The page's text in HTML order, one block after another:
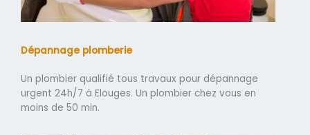
Dépannage plomberie
Un plombier qualifié tous travaux pour dépannage
urgent 24h/7 à Elouges. Un plombier chez vous en
moins de 50 min.